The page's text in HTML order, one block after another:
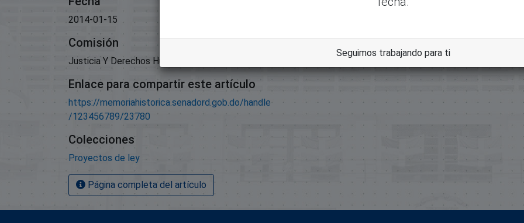
2014-01-15
Comisión
Justicia Y Derechos Humanos
Enlace para compartir este artículo
https://memoriahistorica.senadord.gob.do/handle
/123456789/23780
Colecciones
Proyectos de ley
Página completa del artículo
Seguimos trabajando para ti